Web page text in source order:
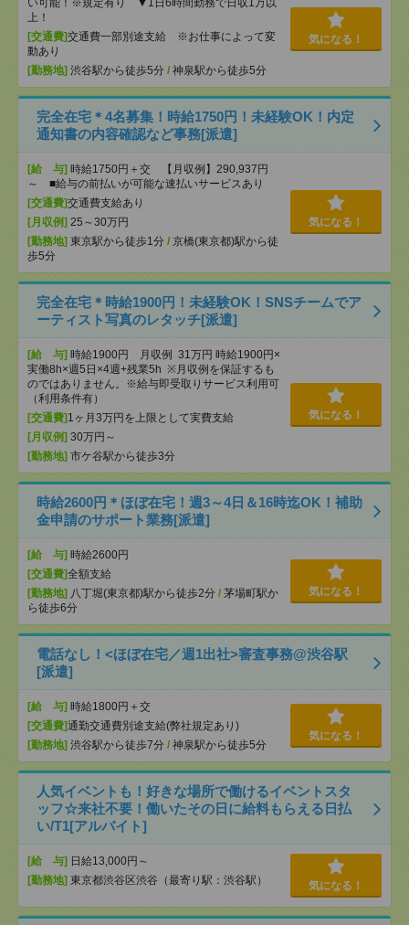
い可能！※規定有り ▼1日6時間勤務で日収1万以
上！
[交通費]交通費一部別途支給 ※お仕事によって変
動あり
[勤務地] 渋谷駅から徒歩5分 / 神泉駅から徒歩5分
気になる！
完全在宅＊4名募集！時給1750円！未経験OK！内定
通知書の内容確認など事務[派遣]
[給 与] 時給1750円＋交 【月収例】290,937円
～ ■給与の前払いが可能な速払いサービスあり
[交通費]交通費支給あり
[月収例] 25～30万円
[勤務地] 東京駅から徒歩1分 / 京橋(東京都)駅から徒
歩5分
気になる！
完全在宅＊時給1900円！未経験OK！SNSチームでア
ーティスト写真のレタッチ[派遣]
[給 与] 時給1900円 月収例 31万円 時給1900円×
実働8h×週5日×4週+残業5h ※月収例を保証するも
のではありません。※給与即受取りサービス利用可
（利用条件有）
[交通費] 1ヶ月3万円を上限として実費支給
[月収例] 30万円～
[勤務地] 市ケ谷駅から徒歩3分
気になる！
時給2600円＊ほぼ在宅！週3～4日＆16時迄OK！補助
金申請のサポート業務[派遣]
[給 与] 時給2600円
[交通費]全額支給
[勤務地] 八丁堀(東京都)駅から徒歩2分 / 茅場町駅か
ら徒歩6分
気になる！
電話なし！<ほぼ在宅／週1出社>審査事務@渋谷駅
[派遣]
[給 与] 時給1800円＋交
[交通費]通勤交通費別途支給(弊社規定あり)
[勤務地] 渋谷駅から徒歩7分 / 神泉駅から徒歩5分
気になる！
人気イベントも！好きな場所で働けるイベントスタ
ッフ☆来社不要！働いたその日に給料もらえる日払
い/T1[アルバイト]
[給 与] 日給13,000円～
[勤務地] 東京都渋谷区渋谷（最寄り駅：渋谷駅） 気になる！